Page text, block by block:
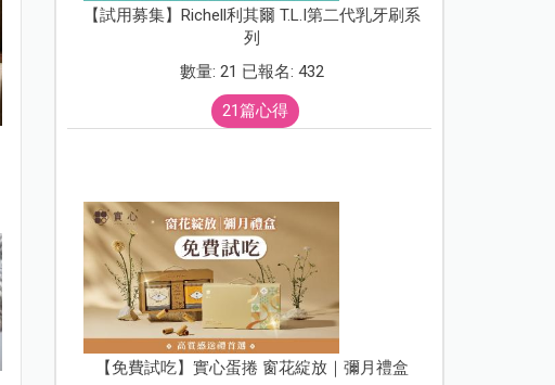
【試用募集】Richell利其爾 T.L.I第二代乳牙刷系
列
數量: 21 已報名: 432
21篇心得
【免費試吃】實心蛋捲 窗花綻放｜彌月禮盒